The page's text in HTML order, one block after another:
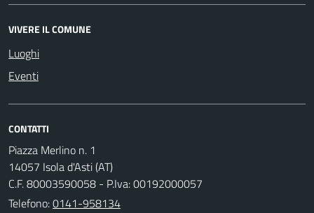
VIVERE IL COMUNE
Luoghi
Eventi
CONTATTI
Piazza Merlino n. 1
14057 Isola d'Asti (AT)
C.F. 80003590058 - P.Iva: 00192000057
Telefono:0141-958134